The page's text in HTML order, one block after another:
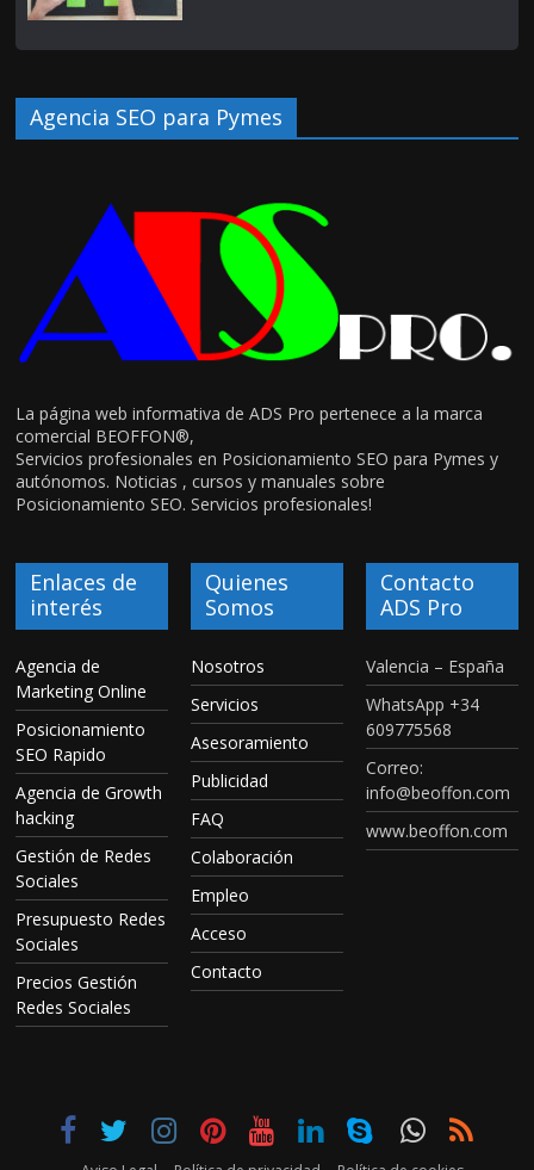
Agencia SEO para Pymes
La página web informativa de ADS Pro pertenece a la marca
comercial BEOFFON®,
Servicios profesionales en Posicionamiento SEO para Pymes y
autónomos. Noticias , cursos y manuales sobre
Posicionamiento SEO. Servicios profesionales!
Enlaces de
interés
Agencia de
Marketing Online
Posicionamiento
SEO Rapido
Agencia de Growth
hacking
Gestión de Redes
Sociales
Presupuesto Redes
Sociales
Precios Gestión
Redes Sociales
Quienes
Somos
Nosotros
Servicios
Asesoramiento
Publicidad
FAQ
Colaboración
Empleo
Acceso
Contacto
Contacto
ADS Pro
Valencia – España
WhatsApp +34
609775568
Correo:
info@beoffon.com
www.beoffon.com